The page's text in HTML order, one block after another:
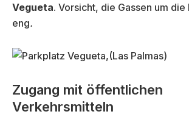
Vegueta. Vorsicht, die Gassen um die
eng.
Zugang mit öffentlichen
Verkehrsmitteln